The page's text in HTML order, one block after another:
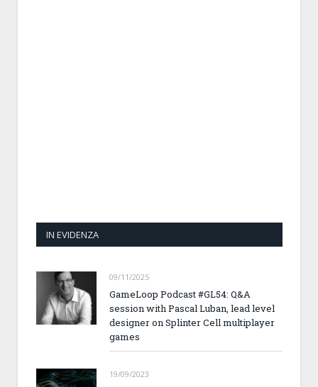
IN EVIDENZA
09/11/2025
GameLoop Podcast #GL54: Q&A
session with Pascal Luban, lead level
designer on Splinter Cell multiplayer
games
19/09/2023